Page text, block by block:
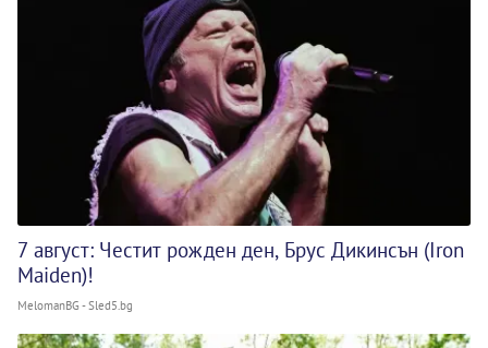
7 август: Честит рожден ден, Брус Дикинсън (Iron
Maiden)!
MelomanBG - Sled5.bg